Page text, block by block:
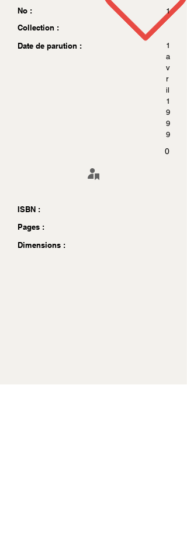
No :
1
Collection :
Date de parution :
1
a
v
r
il
1
9
9
9
0
ISBN :
Pages :
Dimensions :